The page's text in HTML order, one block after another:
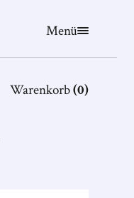
Menü
Warenkorb(0)